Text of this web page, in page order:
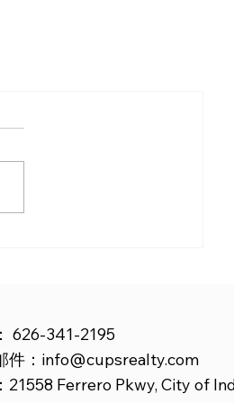
626-341-2195
件： info@cupsrealty.com
21558 Ferrero Pkwy, City of